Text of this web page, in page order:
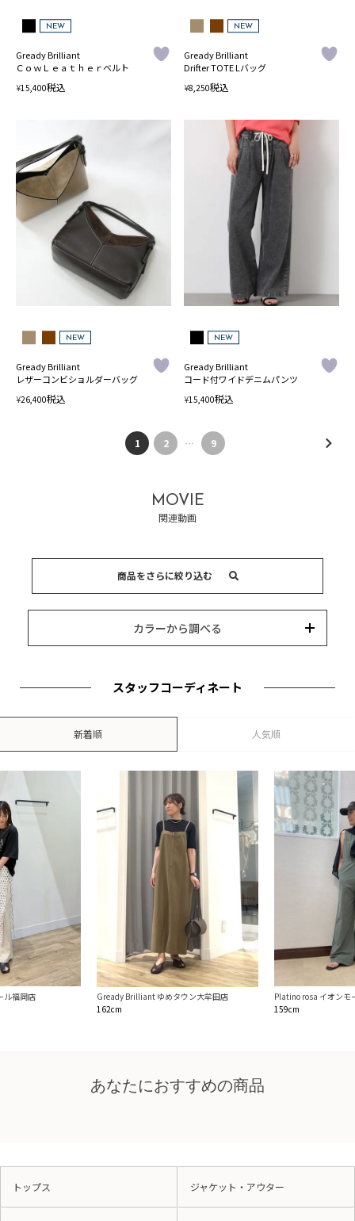
NEW
Gready Brilliant
ＣｏｗＬｅａｔｈｅｒベルト
¥15,400税込
NEW
Gready Brilliant
Drifter TOTE Lバッグ
¥8,250税込
NEW
Gready Brilliant
レザーコンビショルダーバッグ
¥26,400税込
NEW
Gready Brilliant
コード付ワイドデニムパンツ
¥15,400税込
1 2 … 9
MOVIE
関連動画
商品をさらに絞り込む
ブランド
カラーから調べる
スタッフコーディネート
新着順 人気順
ル福岡店
Gready Brilliant ゆめタウン大牟田店
162cm
Platino rosa イオンモ
159cm
あなたにおすすめの商品
トップス ジャケット・アウター